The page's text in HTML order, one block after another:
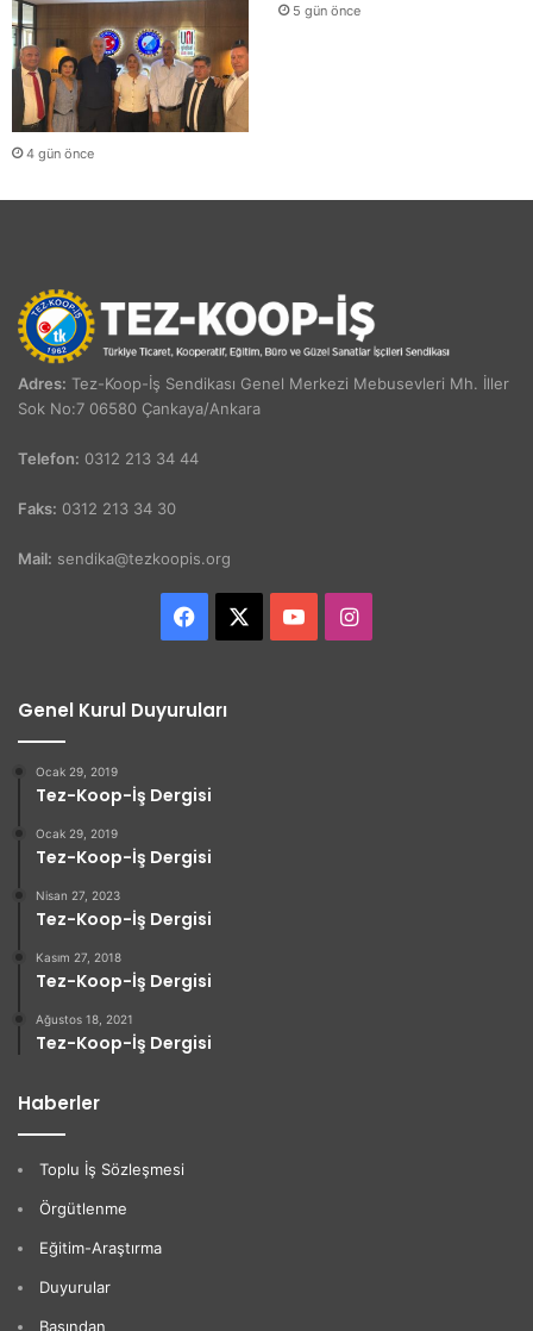
4 gün önce
5 gün önce
Adres: Tez-Koop-İş Sendikası Genel Merkezi Mebusevleri Mh. İller
Sok No:7 06580 Çankaya/Ankara
Telefon: 0312 213 34 44
Faks: 0312 213 34 30
Mail: sendika@tezkoopis.org
Facebook YouTubeInstagram
Genel Kurul Duyuruları
Ocak 29, 2019
Tez-Koop-İş Dergisi
Ocak 29, 2019
Tez-Koop-İş Dergisi
Nisan 27, 2023
Tez-Koop-İş Dergisi
Kasım 27, 2018
Tez-Koop-İş Dergisi
Ağustos 18, 2021
Tez-Koop-İş Dergisi
Haberler
Toplu İş Sözleşmesi
Örgütlenme
Eğitim-Araştırma
Duyurular
Basından